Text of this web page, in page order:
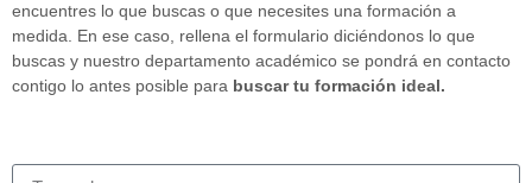
encuentres lo que buscas o que necesites una formación a
medida. En ese caso, rellena el formulario diciéndonos lo que
buscas y nuestro departamento académico se pondrá en contacto
contigo lo antes posible para buscar tu formación ideal.